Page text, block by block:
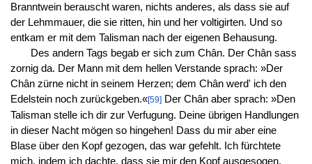
Branntwein berauscht waren, nichts anderes, als dass sie auf
der Lehmmauer, die sie ritten, hin und her voltigirten. Und so
entkam er mit dem Talisman nach der eigenen Behausung.
Des andern Tags begab er sich zum Chân. Der Chân sass
zornig da. Der Mann mit dem hellen Verstande sprach: »Der
Chân zürne nicht in seinem Herzen; dem Chân werd' ich den
Edelstein noch zurückgeben.«[59]Der Chân aber sprach: »Den
Talisman stelle ich dir zur Verfugung. Deine übrigen Handlungen
in dieser Nacht mögen so hingehen! Dass du mir aber eine
Blase über den Kopf gezogen, das war gefehlt. Ich fürchtete
mich, indem ich dachte, dass sie mir den Kopf ausgesogen.